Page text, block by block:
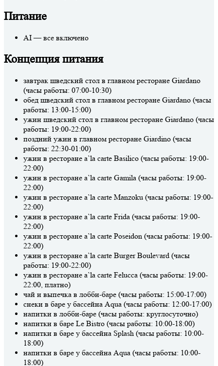
Питание
AI — все включено
Концепция питания
завтрак шведский стол в главном ресторане Giardano
(часы работы: 07:00-10:30)
обед шведский стол в главном ресторане Giardano (часы
работы: 13:00-15:00)
ужин шведский стол в главном ресторане Giardano (часы
работы: 19:00-22:00)
поздний ужин в главном ресторане Giardino (часы
работы: 22:30-01:00)
ужин в ресторане a`la carte Basilico (часы работы: 19:00-
22:00)
ужин в ресторане a`la carte Gamila (часы работы: 19:00-
22:00)
ужин в ресторане a`la carte Manzoku (часы работы: 19:00-
22:00)
ужин в ресторане a`la carte Frida (часы работы: 19:00-
22:00)
ужин в ресторане a`la carte Poseidon (часы работы: 19:00-
22:00)
ужин в ресторане a`la carte Burger Boulevard (часы
работы: 19:00-22:00)
ужин в ресторане a`la carte Felucca (часы работы: 19:00-
22:00, платно)
чай и выпечка в лобби-баре (часы работы: 15:00-17:00)
снеки в баре у бассейна Aqua (часы работы: 12:00-17:00)
напитки в лобби-баре (часы работы: круглосуточно)
напитки в баре Le Bistro (часы работы: 10:00-18:00)
напитки в баре у бассейна Splash (часы работы: 10:00-
18:00)
напитки в баре у бассейна Aqua (часы работы: 10:00-
18:00)